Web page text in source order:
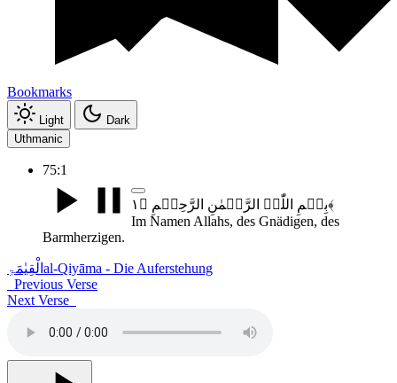
Bookmarks
Light
Dark
Uthmanic
75:1
بِسۡمِ اللّٰہِ الرَّحۡمٰنِ الرَّحِیۡمِ ﴿۱﴾
Im Namen Allahs, des Gnädigen, des
Barmherzigen.
الْقِیٰمَۃِ al-Qiyāma - Die Auferstehung
Previous Verse
Next Verse